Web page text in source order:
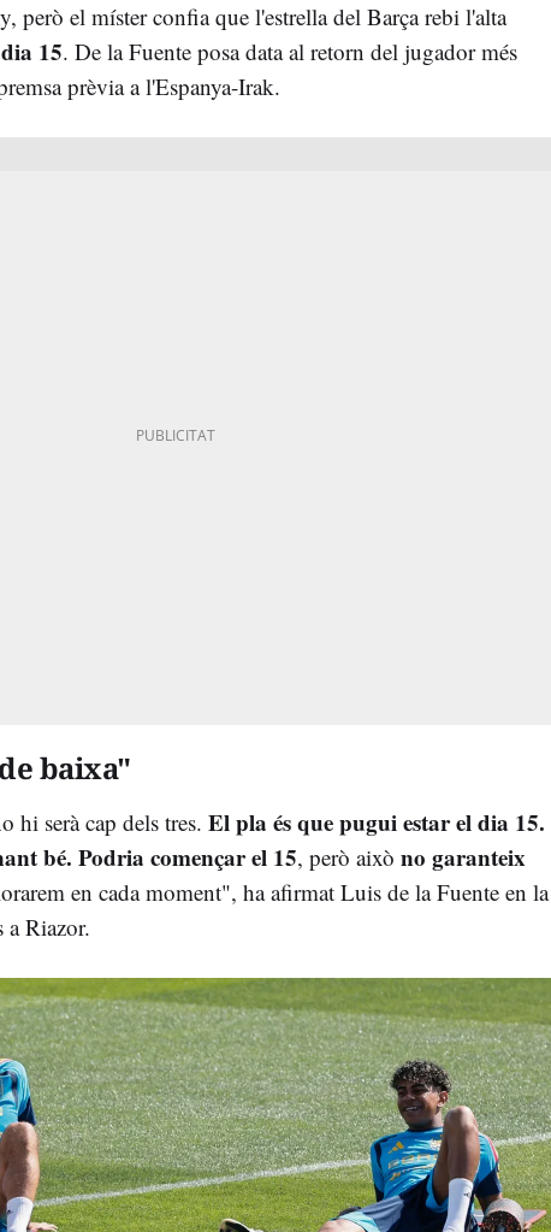
però el míster confia que l'estrella del Barça rebi l'alta
15. De la Fuente posa data al retorn del jugador més
prèvia a l'Espanya-Irak.
baixa"
hi serà cap dels tres. El pla és que pugui estar el dia 15.
bé. Podria començar el 15, però això no garanteix
en cada moment", ha afirmat Luis de la Fuente en la
Riazor.